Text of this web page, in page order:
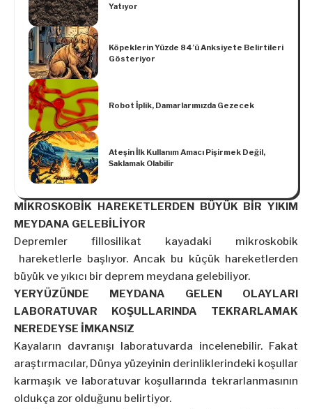
Yatıyor
Köpeklerin Yüzde 84’ü Anksiyete Belirtileri
Gösteriyor
Robot İplik, Damarlarımızda Gezecek
Ateşin İlk Kullanım Amacı Pişirmek Değil,
Saklamak Olabilir
MİKROSKOBİK HAREKETLERDEN BÜYÜK BİR YIKIM
MEYDANA GELEBİLİYOR
Depremler fillosilikat kayadaki mikroskobik
hareketlerle başlıyor. Ancak bu küçük hareketlerden
büyük ve yıkıcı bir deprem meydana gelebiliyor.
YERYÜZÜNDE MEYDANA GELEN OLAYLARI
LABORATUVAR KOŞULLARINDA TEKRARLAMAK
NEREDEYSE İMKANSIZ
Kayaların davranışı laboratuvarda incelenebilir. Fakat
araştırmacılar, Dünya yüzeyinin derinliklerindeki koşullar
karmaşık ve laboratuvar koşullarında tekrarlanmasının
oldukça zor olduğunu belirtiyor.